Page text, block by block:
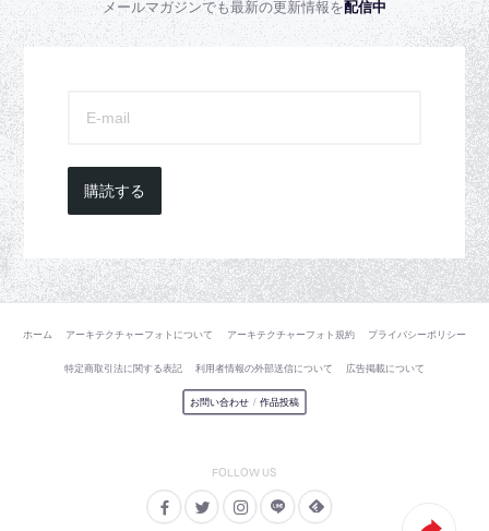
メールマガジンでも最新の更新情報を配信中
購読する
ホーム アーキテクチャーフォトについて アーキテクチャーフォト規約 プライバシーポリシー
特定商取引法に関する表記 利用者情報の外部送信について 広告掲載について
お問い合わせ / 作品投稿